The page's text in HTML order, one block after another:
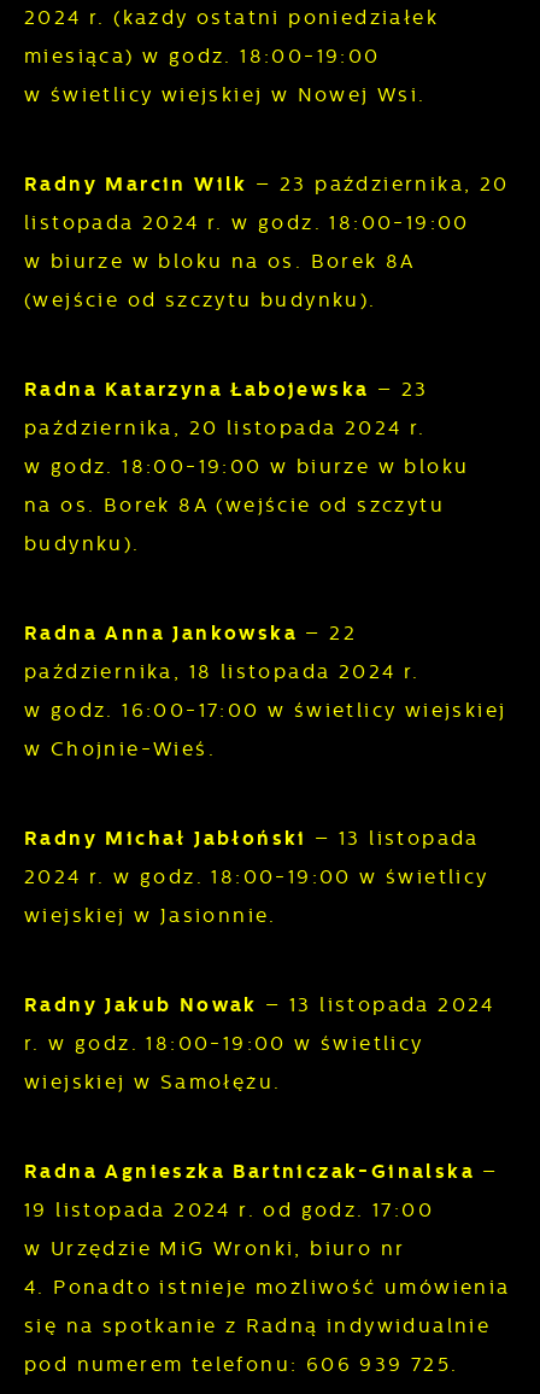
2024 r. (każdy ostatni poniedziałek
miesiąca) w godz. 18:00-19:00
w świetlicy wiejskiej w Nowej Wsi.
Radny Marcin Wilk – 23 października, 20
listopada 2024 r. w godz. 18:00-19:00
w biurze w bloku na os. Borek 8A
(wejście od szczytu budynku).
Radna Katarzyna Łabojewska – 23
października, 20 listopada 2024 r.
w godz. 18:00-19:00 w biurze w bloku
na os. Borek 8A (wejście od szczytu
budynku).
Radna Anna Jankowska – 22
października, 18 listopada 2024 r.
w godz. 16:00-17:00 w świetlicy wiejskiej
w Chojnie-Wieś.
Radny Michał Jabłoński – 13 listopada
2024 r. w godz. 18:00-19:00 w świetlicy
wiejskiej w Jasionnie.
Radny Jakub Nowak – 13 listopada 2024
r. w godz. 18:00-19:00 w świetlicy
wiejskiej w Samołężu.
Radna Agnieszka Bartniczak-Ginalska –
19 listopada 2024 r. od godz. 17:00
w Urzędzie MiG Wronki, biuro nr
4. Ponadto istnieje możliwość umówienia
się na spotkanie z Radną indywidualnie
pod numerem telefonu: 606 939 725.